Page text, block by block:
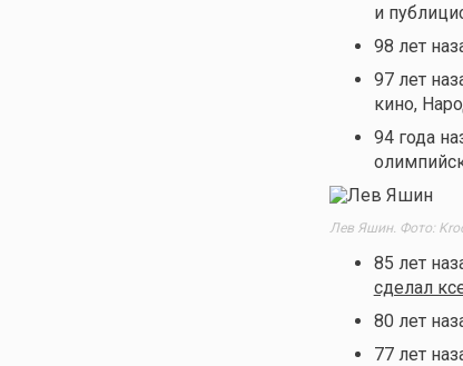
и
98 лет
97 лет
кино,
94 года
Лев Яшин. Фото:
85 лет
сделал
80 лет
77 лет